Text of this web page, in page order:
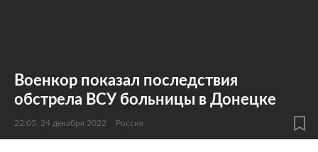
Военкор показал последствия
обстрела ВСУ больницы в Донецке
22:05, 24 декабря 2022 Россия